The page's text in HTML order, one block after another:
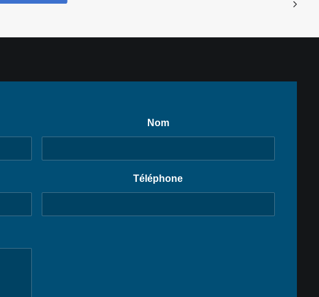
Nom
Téléphone